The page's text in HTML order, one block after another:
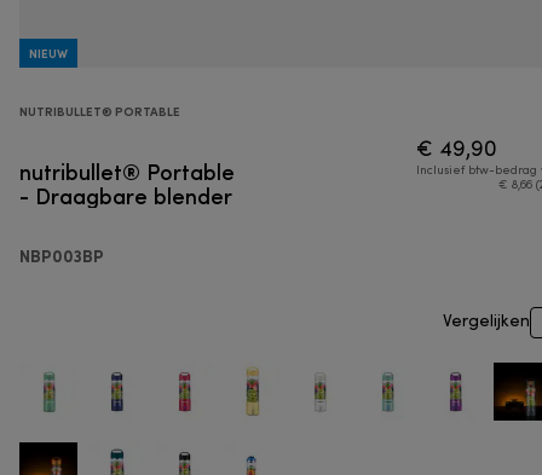
NIEUW
NUTRIBULLET® PORTABLE
nutribullet® Portable
- Draagbare blender
NBP003BP
€ 49,90
Inclusief btw-bedrag
€ 8,66
Vergelijken